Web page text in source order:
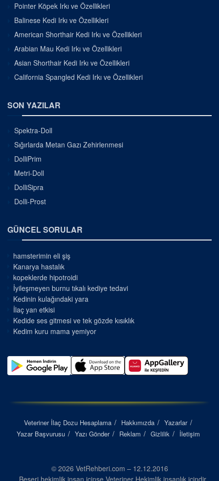
Pointer Köpek Irkı ve Özellikleri
Balinese Kedi Irkı ve Özellikleri
American Shorthair Kedi Irkı ve Özellikleri
Arabian Mau Kedi Irkı ve Özellikleri
Asian Shorthair Kedi Irkı ve Özellikleri
California Spangled Kedi Irkı ve Özellikleri
SON YAZILAR
Spektra-Doll
Sığırlarda Metan Gazı Zehirlenmesi
DolliPrim
Metri-Doll
DolliSipra
Dolli-Prost
GÜNCEL SORULAR
hamsterimin eli şiş
Kanarya hastalık
kopeklerde hipotroidi
İyileşmeyen burnu tıkalı kediye tedavi
Kedinin kulağındaki yara
İlaç yan etkisi
Kedide ses gitmesi ve tek gözde kısıklık
Kedim kuru mama yemiyor
Veteriner İlaç Dozu Hesaplama Hakkımızda
Yazarlar
Yazar Başvurusu
Yazı Gönder Reklam Gizlilik İletişim
© 2026 VetRehberi.com – 12.12.2016
Beşeri hekimlik insan içinse Veteriner Hekimlik insanlık içindir...